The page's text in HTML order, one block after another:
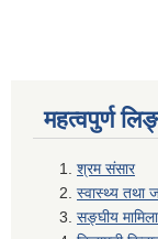
महत्वपुर्ण
श्रम संसार
स्वास्थ्य तथा
सङ्घीय